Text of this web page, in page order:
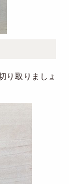
り取りましょ